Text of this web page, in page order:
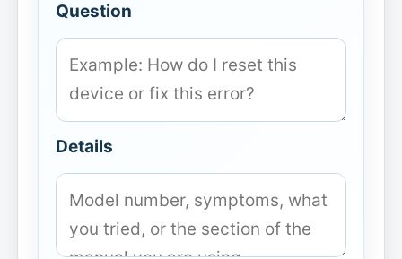
Question
Details